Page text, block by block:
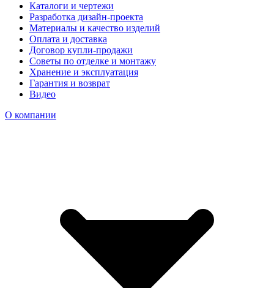
Каталоги и чертежи
Разработка дизайн-проекта
Материалы и качество изделий
Оплата и доставка
Договор купли-продажи
Советы по отделке и монтажу
Хранение и эксплуатация
Гарантия и возврат
Видео
О компании